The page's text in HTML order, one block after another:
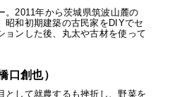
。2011年から茨城県筑波山麓の
昭和初期建築の古民家をDIYでセ
ョンした後、丸太や古材を使って
口創也）
として就農するも挫折し、野菜を